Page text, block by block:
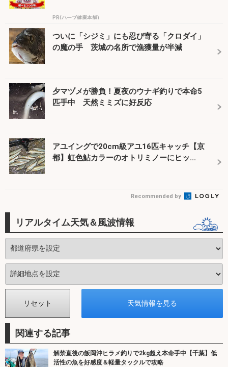
PR(ハーブ健康本舗)
ついに「シジミ」にも忍び寄る「クロダイ」
の魔の手 茨城の名所で漁獲量が半減
夕マヅメが勝負！夏夜のウナギ釣りで本命5
匹手中 天然ミミズに好反応
アユイングで20cm級アユ16匹キャッチ【京
都】虹色鮎カラーのオトリミノーにヒッ...
Recommended by
リアルタイム天気＆風波情報
関連する記事
解禁直後の飯岡沖ヒラメ釣りで2kg超え本命手中【千葉】低
活性の魚を好感度＆軽量タックルで攻略